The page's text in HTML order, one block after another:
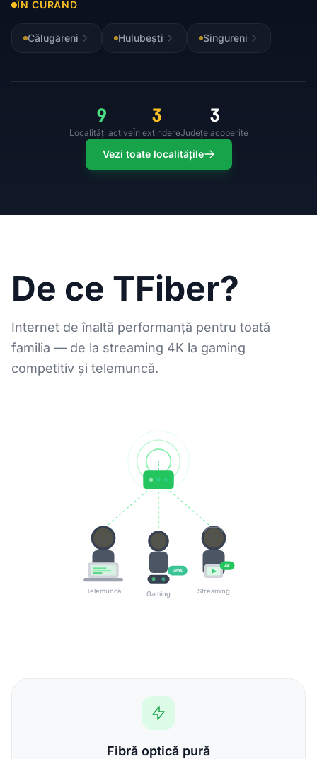
ÎN CURÂND
Călugăreni Hulubești Singureni
9
Localități active
3
În extindere
3
Județe acoperite
Vezi toate localitățile
De ce TFiber?
Internet de înaltă performanță pentru toată
familia — de la streaming 4K la gaming
competitiv și telemuncă.
Telemuncă
2ms
Gaming
4K
Streaming
Fibră optică pură